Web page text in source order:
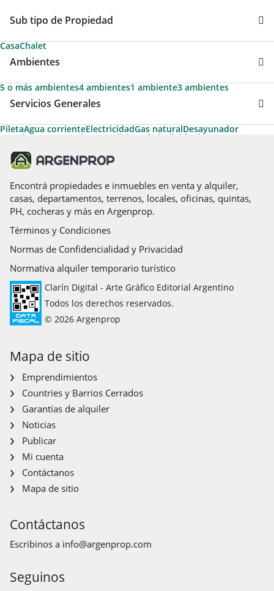
Sub tipo de Propiedad
CasaChalet
Ambientes
5 o más ambientes4 ambientes1 ambiente3 ambientes
Servicios Generales
PiletaAgua corrienteElectricidadGas naturalDesayunador
Permite Mascotas Aire acondicionado individual
Calefacción tiro balanceado
Losa radianteHidromasajeAmoblado
Acceso para personas con movilidad reducida
Encontrá propiedades e inmuebles en venta y alquiler,
casas, departamentos, terrenos, locales, oficinas, quintas,
PH, cocheras y más en Argenprop.
Términos y Condiciones
Normas de Confidencialidad y Privacidad
Normativa alquiler temporario turístico
Clarín Digital - Arte Gráfico Editorial Argentino
Todos los derechos reservados.
© 2026 Argenprop
Mapa de sitio
Emprendimientos
Countries y Barrios Cerrados
Garantías de alquiler
Noticias
Publicar
Mi cuenta
Contáctanos
Mapa de sitio
Contáctanos
Escribinos a info@argenprop.com
Seguinos